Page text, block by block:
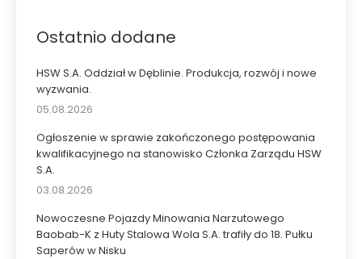
Ostatnio dodane
HSW S.A. Oddział w Dęblinie. Produkcja, rozwój i nowe
wyzwania.
05.08.2026
Ogłoszenie w sprawie zakończonego postępowania
kwalifikacyjnego na stanowisko Członka Zarządu HSW
S.A.
03.08.2026
Nowoczesne Pojazdy Minowania Narzutowego
Baobab-K z Huty Stalowa Wola S.A. trafiły do 18. Pułku
Saperów w Nisku